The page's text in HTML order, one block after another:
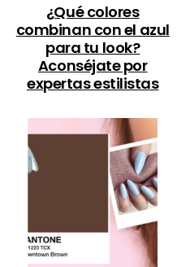
¿Qué colores
combinan con el azul
para tu look?
Aconséjate por
expertas estilistas